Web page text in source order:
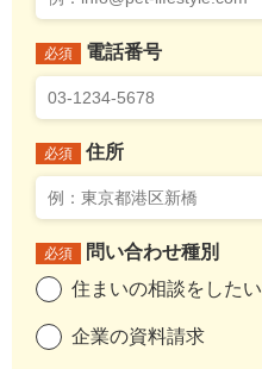
必須 電話番号
必須 住所
必須
問い合わせ種別
住まいの相談をしたい
企業の資料請求